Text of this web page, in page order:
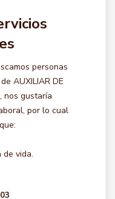
personas
AUXILIAR DE
nos gustaría
por lo cual
de vida.